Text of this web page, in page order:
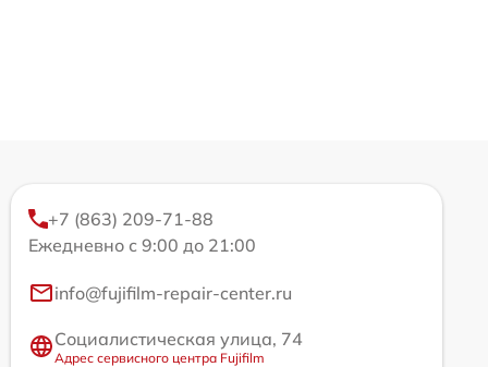
+7 (863) 209-71-88
Ежедневно с 9:00 до 21:00
info@fujifilm-repair-center.ru
Социалистическая улица, 74
Адрес сервисного центра Fujifilm